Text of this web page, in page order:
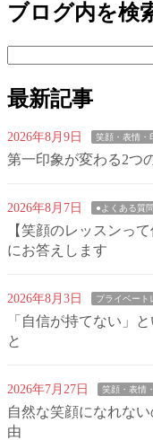
ブログ内を検
最新記事
2026年8月9日 笑顔・表情・
第一印象が変わる2つ
2026年8月7日 ●よくある質問
【笑顔のレッスンっ
にお答えします
2026年8月3日 プライベート
「自信が持てない」
と
2026年7月27日 笑顔・表情
自然な笑顔になれな
由